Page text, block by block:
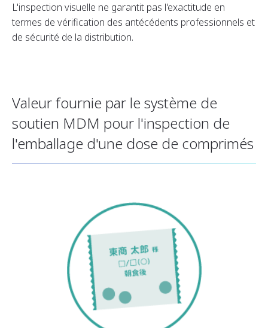
L'inspection visuelle ne garantit pas l'exactitude en
termes de vérification des antécédents professionnels et
de sécurité de la distribution.
Valeur fournie par le système de
soutien MDM pour l'inspection de
l'emballage d'une dose de comprimés